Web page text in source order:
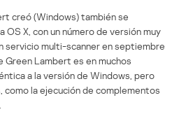
creó (Windows) también se
OS X, con un número de versión muy
servicio multi-scanner en septiembre
Green Lambert es en muchos
a la versión de Windows, pero
como la ejecución de complementos